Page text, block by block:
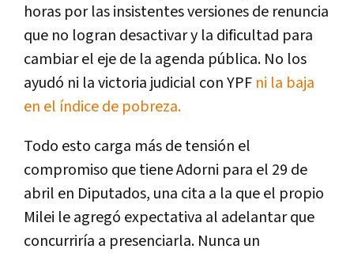
horas por las insistentes versiones de renuncia
que no logran desactivar y la dificultad para
cambiar el eje de la agenda pública. No los
ayudó ni la victoria judicial con YPF ni la baja
en el índice de pobreza.
Todo esto carga más de tensión el
compromiso que tiene Adorni para el 29 de
abril en Diputados, una cita a la que el propio
Milei le agregó expectativa al adelantar que
concurriría a presenciarla. Nunca un